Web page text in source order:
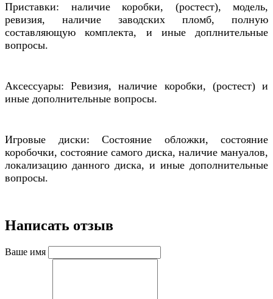
Приставки: наличие коробки, (ростест), модель,
ревизия, наличие заводских пломб, полную
составляющую комплекта, и иные доплнительные
вопросы.
Аксессуары: Ревизия, наличие коробки, (ростест) и
иные дополнительные вопросы.
Игровые диски: Состояние обложки, состояние
коробочки, состояние самого диска, наличие мануалов,
локализацию данного диска, и иные дополнительные
вопросы.
Написать отзыв
Ваше имя